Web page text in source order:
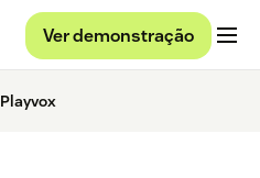
Ver demonstração
Playvox